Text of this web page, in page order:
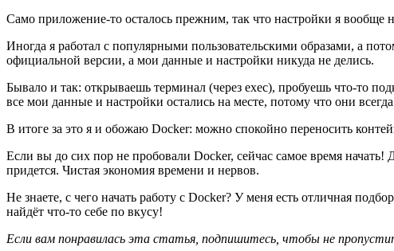
Само приложение-то осталось прежним, так что настройки я вообще
Иногда я работал с популярными пользовательскими образами, а
официальной версии, а мои данные и настройки никуда не делись.
Бывало и так: открываешь терминал (через exec), пробуешь что-то
все мои данные и настройки остались на месте, потому что они
В итоге за это я и обожаю Docker: можно спокойно переносить
Если вы до сих пор не пробовали Docker, сейчас самое время
придется. Чистая экономия времени и нервов.
Не знаете, с чего начать работу с Docker? У меня есть отличная
найдёт что-то себе по вкусу!
Если вам понравилась эта статья, подпишитесь, чтобы не